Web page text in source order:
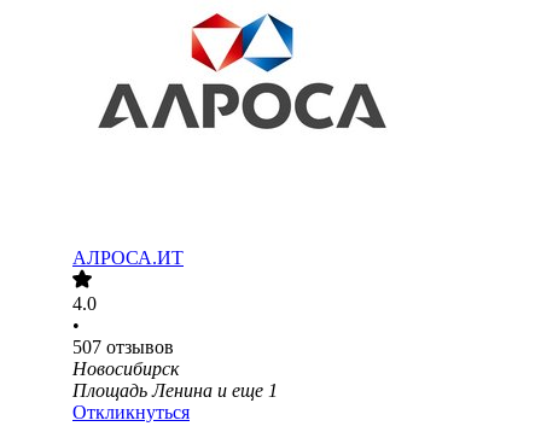
АЛРОСА.ИТ
4.0
•
507 отзывов
Новосибирск
Площадь Ленина и еще 1
Откликнуться